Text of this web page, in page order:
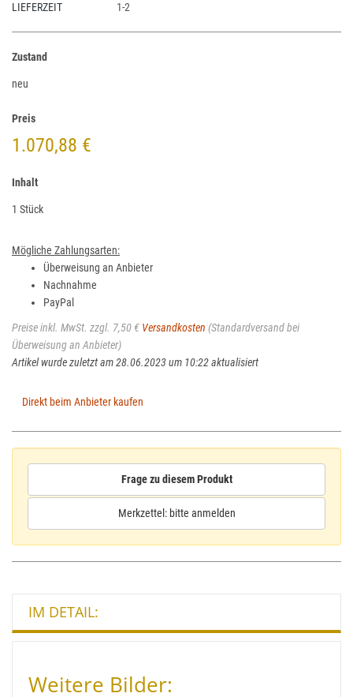
LIEFERZEIT
1-2
Zustand
neu
Preis
1.070,88 €
Inhalt
1 Stück
Mögliche Zahlungsarten:
Überweisung an Anbieter
Nachnahme
PayPal
Preise inkl. MwSt. zzgl. 7,50 € Versandkosten (Standardversand bei
Überweisung an Anbieter)
Artikel wurde zuletzt am 28.06.2023 um 10:22 aktualisiert
Direkt beim Anbieter kaufen
Frage zu diesem Produkt
Merkzettel: bitte anmelden
IM DETAIL:
Weitere Bilder: